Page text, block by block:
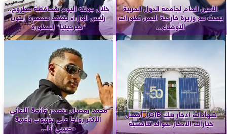
الأمين العام لجامعة الدول العربية
يبحث مع وزيرة خارجية اليمن تطورات
الأوضاع...
خلال جولته اليوم بمحافظة مطروح..
رئيس الوزراء يتفقد معصرة زيتون
”فيرجينيا” المطورة
شهادات ادخار بنك CIB.. أفضل
خيارات الادخار بعوائد تنافسية
محمد رمضان يتصدر قائمة الأغاني
الأكثر رواجا على يوتيوب بأغنية
«حبيبي أنا...